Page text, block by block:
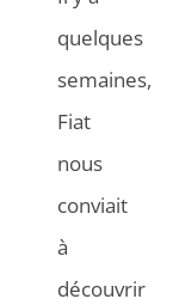
quelques
semaines,
Fiat
nous
conviait
à
découvrir